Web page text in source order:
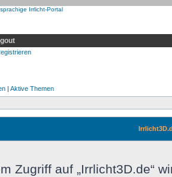
| Aktive Themen
Zugriff auf „Irrlicht3D.de“